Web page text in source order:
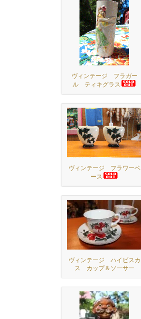
ヴィンテージ フラガー
ル ティキグラス
ヴィンテージ フラワーベ
ース
ヴィンテージ ハイビスカ
ス カップ＆ソーサー